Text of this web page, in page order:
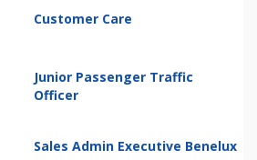
Customer Care
Junior Passenger Traffic
Officer
Sales Admin Executive Benelux